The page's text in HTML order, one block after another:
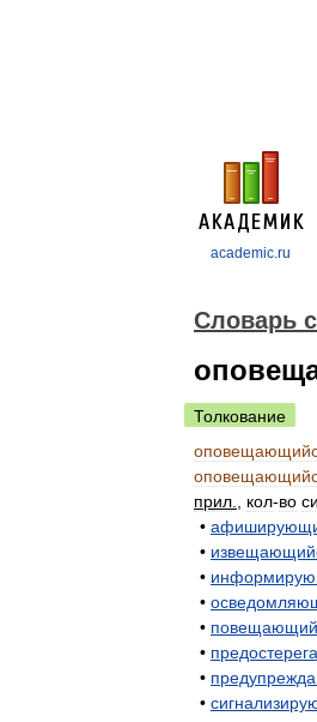
academic.ru
Словарь
Толкование
прил
кол-во
•
•
•
•
•
•
•
•